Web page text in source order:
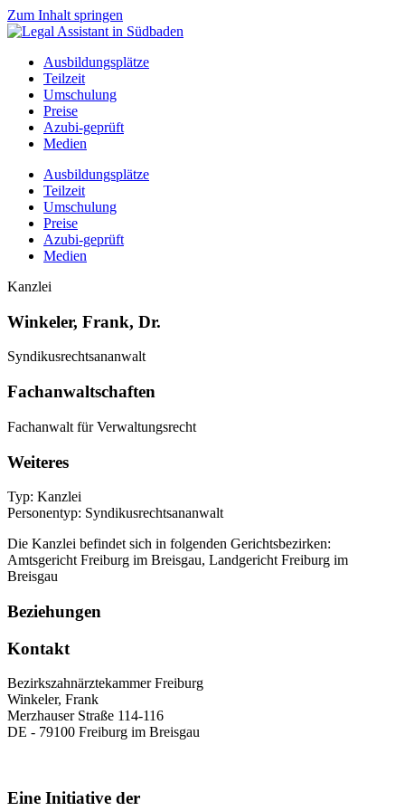
Zum Inhalt springen
Ausbildungsplätze
Teilzeit
Umschulung
Preise
Azubi-geprüft
Medien
Ausbildungsplätze
Teilzeit
Umschulung
Preise
Azubi-geprüft
Medien
Kanzlei
Winkeler, Frank, Dr.
Syndikusrechtsananwalt
Fachanwaltschaften
Fachanwalt für Verwaltungsrecht
Weiteres
Typ: Kanzlei
Personentyp: Syndikusrechtsananwalt
Die Kanzlei befindet sich in folgenden Gerichtsbezirken:
Amtsgericht Freiburg im Breisgau, Landgericht Freiburg im
Breisgau
Beziehungen
Kontakt
Bezirkszahnärztekammer Freiburg
Winkeler, Frank
Merzhauser Straße 114-116
DE - 79100 Freiburg im Breisgau
Eine Initiative der